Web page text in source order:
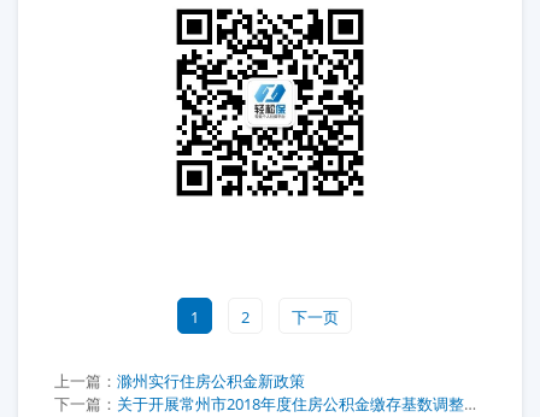
1 2 下一页
上一篇： 滁州实行住房公积金新政策
下一篇： 关于开展常州市2018年度住房公积金缴存基数调整的通知